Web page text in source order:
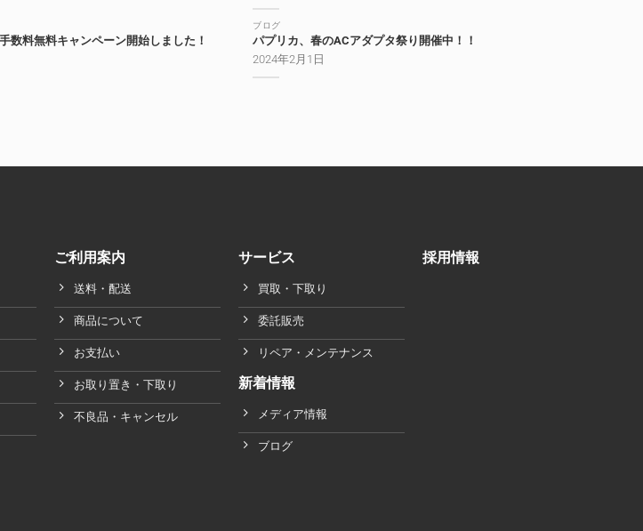
数料無料キャンペーン開始しました！
ブログ
パプリカ、春のACアダプタ祭り開催中！！
2024年2月1日
ご利用案内
送料・配送
商品について
お支払い
お取り置き・下取り
不良品・キャンセル
サービス
買取・下取り
委託販売
リペア・メンテナンス
新着情報
メディア情報
ブログ
採用情報